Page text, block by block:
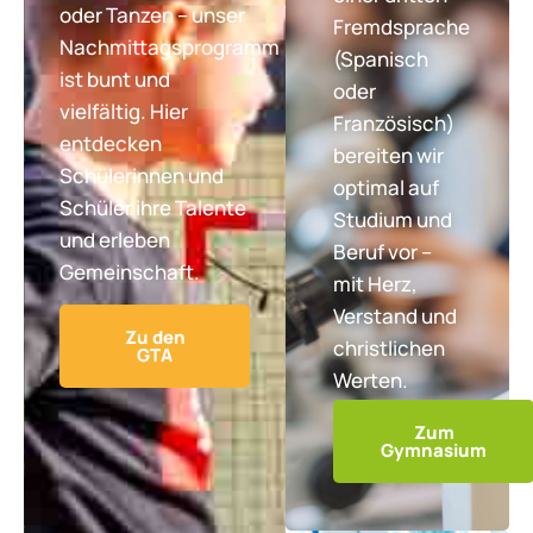
oder Tanzen – unser
Nachmittagsprogramm
ist bunt und
vielfältig. Hier
entdecken
Schülerinnen und
Schüler ihre Talente
und erleben
Gemeinschaft.
Zu den
GTA
Fremdsprache
(Spanisch
oder
Französisch)
bereiten wir
optimal auf
Studium und
Beruf vor –
mit Herz,
Verstand und
christlichen
Werten.
Zum
Gymnasium